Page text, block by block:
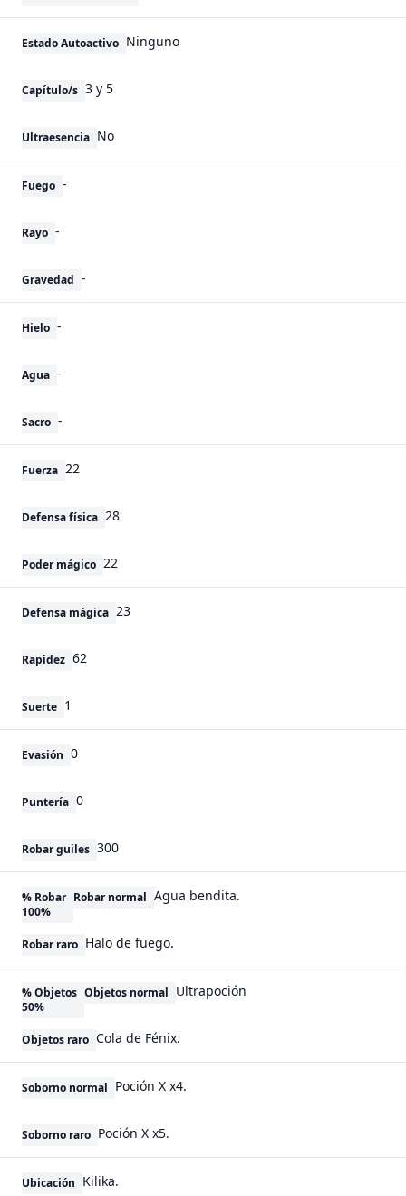
Estado Autoactivo Ninguno
Capítulo/s 3 y 5
Ultraesencia No
Fuego -
Rayo -
Gravedad -
Hielo -
Agua -
Sacro -
Fuerza 22
Defensa física 28
Poder mágico 22
Defensa mágica 23
Rapidez 62
Suerte 1
Evasión 0
Puntería 0
Robar guiles 300
% Robar
100%
Robar normal Agua bendita.
Robar raro Halo de fuego.
% Objetos
50%
Objetos normal Ultrapoción
Objetos raro Cola de Fénix.
Soborno normal Poción X x4.
Soborno raro Poción X x5.
Ubicación Kilika.